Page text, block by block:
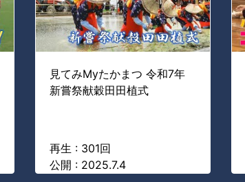
見てみMyたかまつ 令和7年
新嘗祭献穀田田植式
再生 : 301回
公開 : 2025.7.4